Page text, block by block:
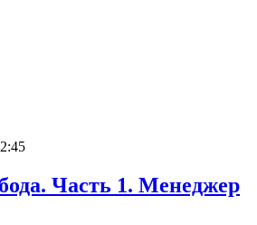
Часть 1. Менеджер